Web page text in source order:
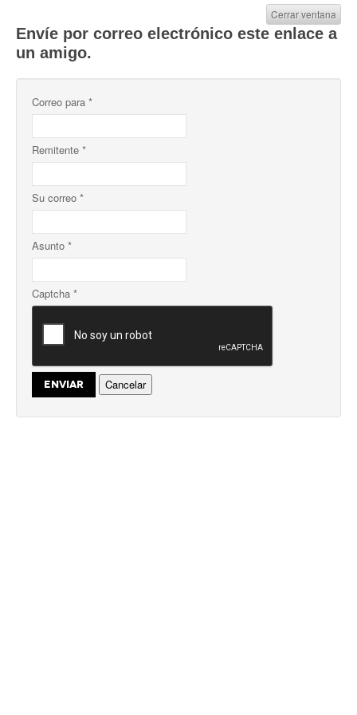
Envíe por correo electrónico este enlace a
un amigo.
Cerrar ventana
Correo para *
Remitente *
Su correo *
Asunto *
Captcha *
ENVIAR Cancelar